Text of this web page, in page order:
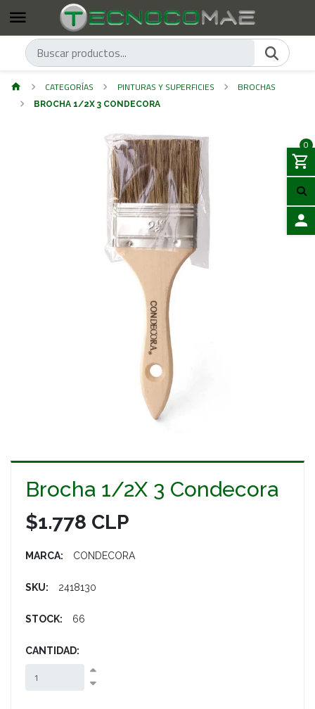
0
CATEGORÍAS PINTURAS Y SUPERFICIES BROCHAS
BROCHA 1/2X 3 CONDECORA
Brocha 1/2X 3 Condecora
$1.778 CLP
MARCA: CONDECORA
SKU: 2418130
STOCK: 66
CANTIDAD: